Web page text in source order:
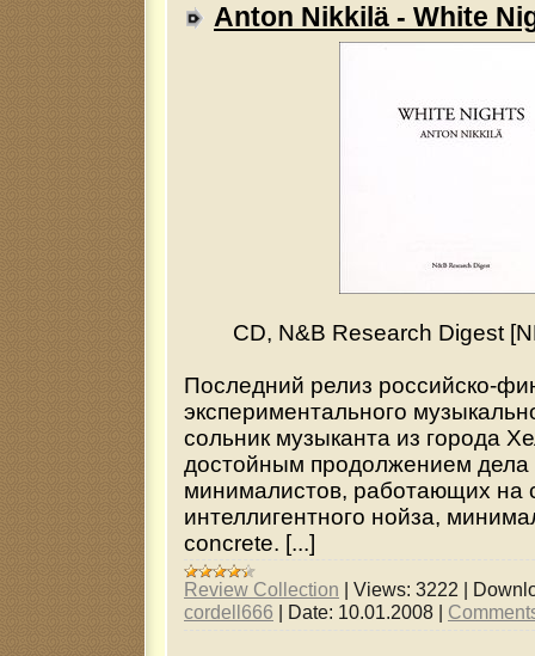
Anton Nikkilä - White
CD, N&B Research Digest
Последний релиз российско-
экспериментального
сольник музыканта из города
достойным продолжением дела
минималистов, работающих на
интеллигентного нойза,
concrete. [...]
Review Collection | Views: 3222 |
cordell666 | Date: 10.01.2008 |